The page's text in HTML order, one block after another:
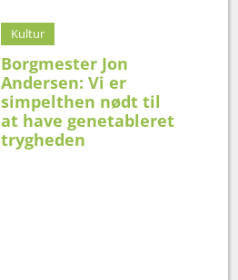
Kultur
Borgmester Jon
Andersen: Vi er
simpelthen nødt til
at have genetableret
trygheden